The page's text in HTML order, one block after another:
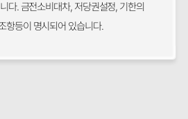
다. 금전소비대차, 저당권설정, 기한의
항등이 명시되어 있습니다.